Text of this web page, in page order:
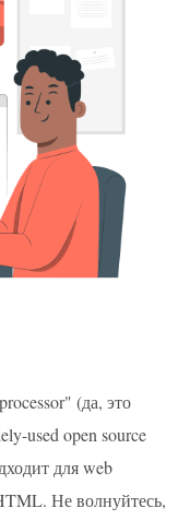
(да, это
used open source
для web
Не волнуйтесь,